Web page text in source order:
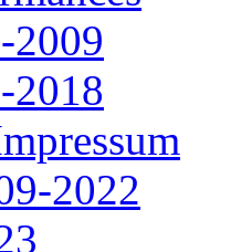
2009
2018
2022